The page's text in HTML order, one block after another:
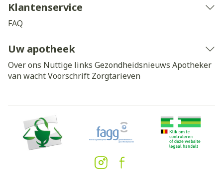
Klantenservice
FAQ
Uw apotheek
Over ons Nuttige links Gezondheidsnieuws Apotheker
van wachtVoorschrift Zorgtarieven